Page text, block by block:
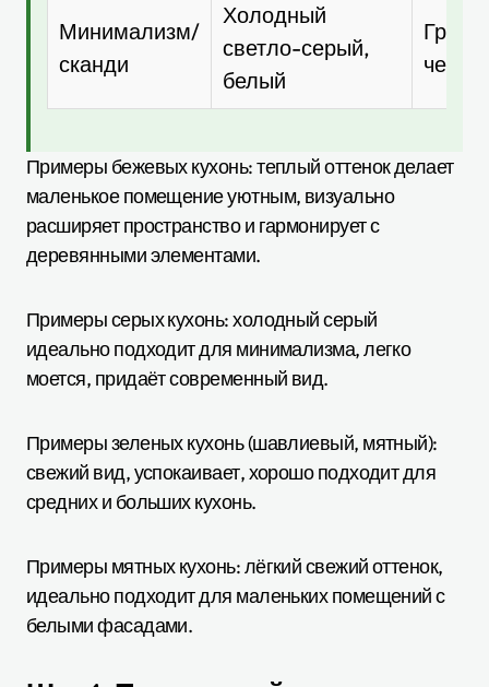
Минимализм/
сканди
Холодный
светло-серый,
белый
Примеры бежевых кухонь: теплый оттенок делает
маленькое помещение уютным, визуально
расширяет пространство и гармонирует с
деревянными элементами.
Примеры серых кухонь: холодный серый
идеально подходит для минимализма, легко
моется, придаёт современный вид.
Примеры зеленых кухонь (шавлиевый, мятный):
свежий вид, успокаивает, хорошо подходит для
средних и больших кухонь.
Примеры мятных кухонь: лёгкий свежий оттенок,
идеально подходит для маленьких помещений с
белыми фасадами.